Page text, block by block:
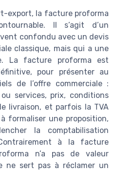
export, la facture proforma
Il s’agit d’un
confondu avec un devis
classique, mais qui a une
La facture proforma est
pour présenter au
de l’offre commerciale :
services, prix, conditions
livraison, et parfois la TVA
formaliser une proposition,
la comptabilisation
à la facture
n’a pas de valeur
ne sert pas à réclamer un